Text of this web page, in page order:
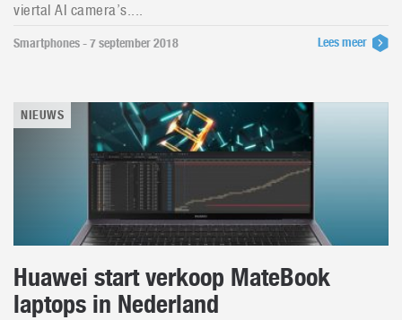
viertal AI camera’s....
Smartphones - 7 september 2018 Lees meer
NIEUWS
Huawei start verkoop MateBook
laptops in Nederland